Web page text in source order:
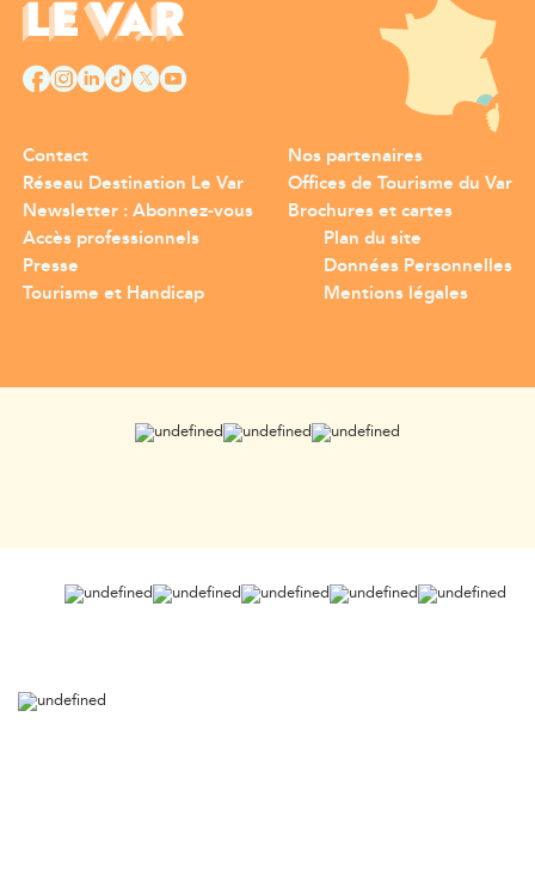
Contact
Réseau Destination Le Var
Newsletter : Abonnez-vous
Nos partenaires
Offices de Tourisme du Var
Brochures et cartes
Accès professionnels
Presse
Tourisme et Handicap
Plan du site
Données Personnelles
Mentions légales